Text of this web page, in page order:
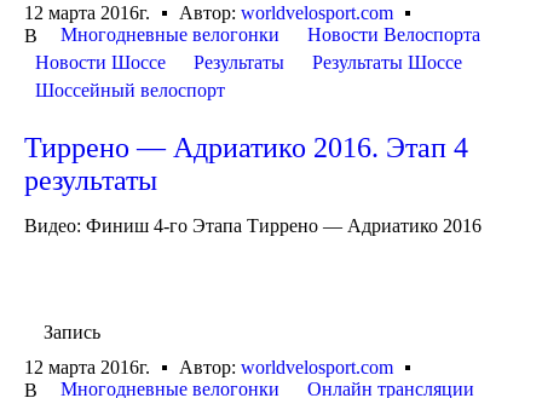
12 марта 2016г.
Автор: worldvelosport.com
В
Многодневные велогонки
Новости Велоспорта
Новости Шоссе
Результаты
Результаты Шоссе
Шоссейный велоспорт
Тиррено — Адриатико 2016. Этап 4
результаты
Видео: Финиш 4-го Этапа Тиррено — Адриатико 2016
Запись
12 марта 2016г.
Автор: worldvelosport.com
В
Многодневные велогонки Онлайн трансляции